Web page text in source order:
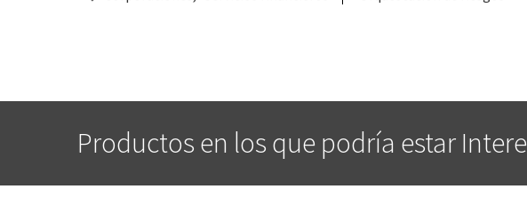
Productos en los que podría estar